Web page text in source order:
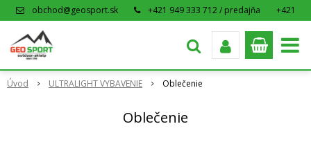
obchod@geosport.sk +421 949 333 712 / predajňa
+421
Úvod ULTRALIGHT VYBAVENIE Oblečenie
Oblečenie